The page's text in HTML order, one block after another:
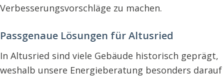
Verbesserungsvorschläge zu machen.
Passgenaue Lösungen für Altusried
In Altusried sind viele Gebäude historisch geprägt,
weshalb unsere Energieberatung besonders darauf